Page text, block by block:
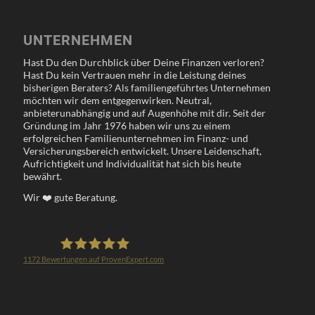
UNTERNEHMEN
Hast Du den Durchblick über Deine Finanzen verloren?
Hast Du kein Vertrauen mehr in die Leistung deines
bisherigen Beraters? Als familiengeführtes Unternehmen
möchten wir dem entgegenwirken. Neutral,
anbieterunabhängig und auf Augenhöhe mit dir. Seit der
Gründung im Jahr 1976 haben wir uns zu einem
erfolgreichen Familienunternehmen im Finanz- und
Versicherungsbereich entwickelt. Unsere Leidenschaft,
Aufrichtigkeit und Individualität hat sich bis heute
bewährt.
Wir❤️ gute Beratung.
1172 Bewertungen auf ProvenExpert.com